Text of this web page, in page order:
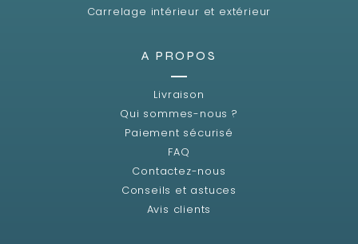
Carrelage intérieur et extérieur
A PROPOS
Livraison
Qui sommes-nous ?
Paiement sécurisé
FAQ
Contactez-nous
Conseils et astuces
Avis clients